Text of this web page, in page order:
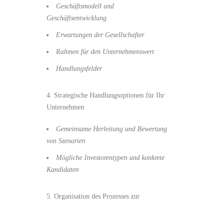
Geschäftsmodell und
Geschäftsentwicklung
Erwartungen der Gesellschafter
Rahmen für den Unternehmenswert
Handlungsfelder
4. Strategische Handlungsoptionen für Ihr
Unternehmen
Gemeinsame Herleitung und Bewertung
von Szenarien
Mögliche Investorentypen und konkrete
Kandidaten
5. Organisation des Prozesses zur